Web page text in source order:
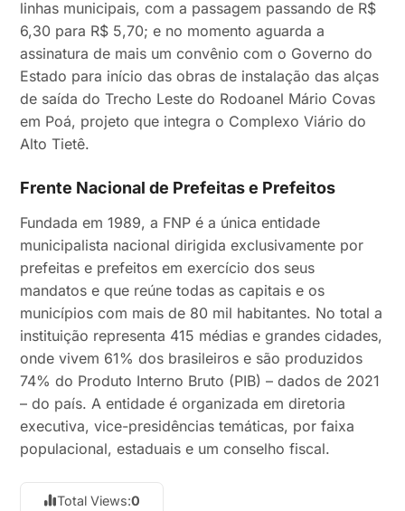
linhas municipais, com a passagem passando de R$
6,30 para R$ 5,70; e no momento aguarda a
assinatura de mais um convênio com o Governo do
Estado para início das obras de instalação das alças
de saída do Trecho Leste do Rodoanel Mário Covas
em Poá, projeto que integra o Complexo Viário do
Alto Tietê.
Frente Nacional de Prefeitas e Prefeitos
Fundada em 1989, a FNP é a única entidade
municipalista nacional dirigida exclusivamente por
prefeitas e prefeitos em exercício dos seus
mandatos e que reúne todas as capitais e os
municípios com mais de 80 mil habitantes. No total a
instituição representa 415 médias e grandes cidades,
onde vivem 61% dos brasileiros e são produzidos
74% do Produto Interno Bruto (PIB) – dados de 2021
– do país. A entidade é organizada em diretoria
executiva, vice-presidências temáticas, por faixa
populacional, estaduais e um conselho fiscal.
Total Views:0